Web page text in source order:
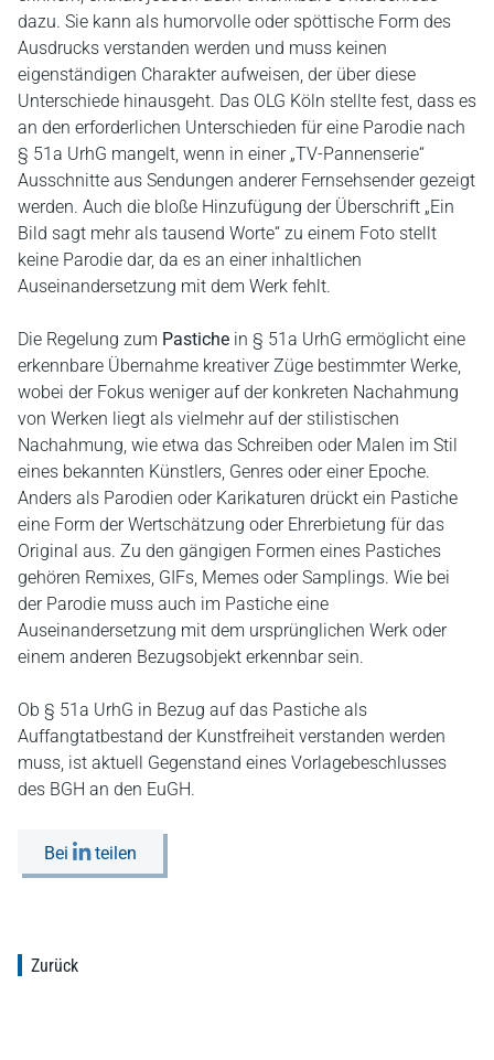
dazu. Sie kann als humorvolle oder spöttische Form des
Ausdrucks verstanden werden und muss keinen
eigenständigen Charakter aufweisen, der über diese
Unterschiede hinausgeht. Das OLG Köln stellte fest, dass es
an den erforderlichen Unterschieden für eine Parodie nach
§ 51a UrhG mangelt, wenn in einer „TV-Pannenserie“
Ausschnitte aus Sendungen anderer Fernsehsender gezeigt
werden. Auch die bloße Hinzufügung der Überschrift „Ein
Bild sagt mehr als tausend Worte“ zu einem Foto stellt
keine Parodie dar, da es an einer inhaltlichen
Auseinandersetzung mit dem Werk fehlt.
Die Regelung zum Pastiche in § 51a UrhG ermöglicht eine
erkennbare Übernahme kreativer Züge bestimmter Werke,
wobei der Fokus weniger auf der konkreten Nachahmung
von Werken liegt als vielmehr auf der stilistischen
Nachahmung, wie etwa das Schreiben oder Malen im Stil
eines bekannten Künstlers, Genres oder einer Epoche.
Anders als Parodien oder Karikaturen drückt ein Pastiche
eine Form der Wertschätzung oder Ehrerbietung für das
Original aus. Zu den gängigen Formen eines Pastiches
gehören Remixes, GIFs, Memes oder Samplings. Wie bei
der Parodie muss auch im Pastiche eine
Auseinandersetzung mit dem ursprünglichen Werk oder
einem anderen Bezugsobjekt erkennbar sein.
Ob § 51a UrhG in Bezug auf das Pastiche als
Auffangtatbestand der Kunstfreiheit verstanden werden
muss, ist aktuell Gegenstand eines Vorlagebeschlusses
des BGH an den EuGH.
Bei teilen
Zurück